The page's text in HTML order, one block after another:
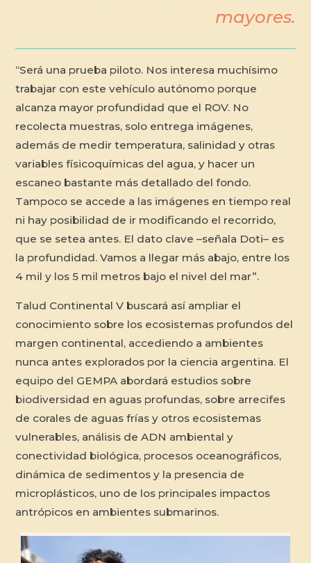
mayores.
“Será una prueba piloto. Nos interesa muchísimo
trabajar con este vehículo autónomo porque
alcanza mayor profundidad que el ROV. No
recolecta muestras, solo entrega imágenes,
además de medir temperatura, salinidad y otras
variables físicoquímicas del agua, y hacer un
escaneo bastante más detallado del fondo.
Tampoco se accede a las imágenes en tiempo real
ni hay posibilidad de ir modificando el recorrido,
que se setea antes. El dato clave –señala Doti– es
la profundidad. Vamos a llegar más abajo, entre los
4 mil y los 5 mil metros bajo el nivel del mar”.
Talud Continental V buscará así ampliar el
conocimiento sobre los ecosistemas profundos del
margen continental, accediendo a ambientes
nunca antes explorados por la ciencia argentina. El
equipo del GEMPA abordará estudios sobre
biodiversidad en aguas profundas, sobre arrecifes
de corales de aguas frías y otros ecosistemas
vulnerables, análisis de ADN ambiental y
conectividad biológica, procesos oceanográficos,
dinámica de sedimentos y la presencia de
microplásticos, uno de los principales impactos
antrópicos en ambientes submarinos.